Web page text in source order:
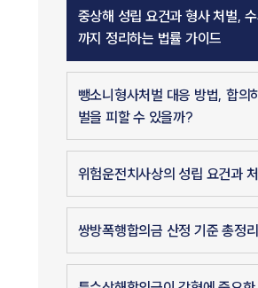
중상해 성립 요건과 형사 처벌,
까지 정리하는 법률 가이드
뺑소니형사처벌 대응 방법, 합의
벌을 피할 수 있을까?
위험운전치사상의 성립 요건과
쌍방폭행합의금 산정 기준 총정리